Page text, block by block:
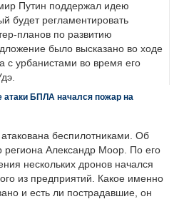
Путин поддержал идею
будет регламентировать
планов по развитию
было высказано во ходе
с урбанистами во время его
атаки БПЛА начался пожар на
беспилотниками. Об
региона Александр Моор. По его
нескольких дронов начался
из предприятий. Какое именно
и есть ли пострадавшие, он